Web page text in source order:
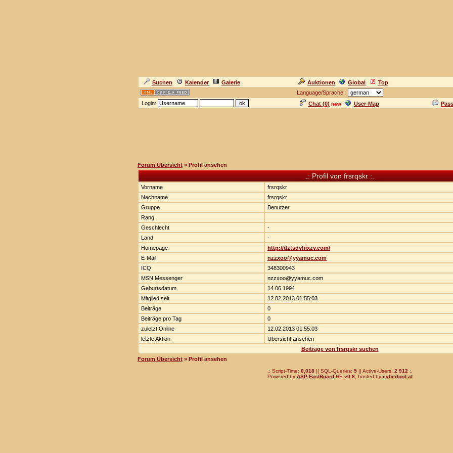
Suchen Kalender Galerie Auktionen Global Top
Language/Sprache:
Login:
Chat (0) new User-Map
Forum Übersicht » Profil ansehen
.: Profil von frsrqskr :.
Vorname
frsrqskr
Nachname
frsrqskr
Gruppe
Benutzer
Rang
Geschlecht
-
Land
-
Homepage
http://dztsdvfiixzv.com/
E-Mail
nzzxoo@yyamuc.com
ICQ
348300943
MSN Messenger
nzzxoo@yyamuc.com
Geburtsdatum
14.06.1994
Mitglied seit
12.02.2013 01:55:03
Beiträge
0
Beiträge pro Tag
0
zuletzt Online
12.02.2013 01:55:03
letzte Aktion
Übersicht ansehen
Beiträge von frsrqskr suchen
Forum Übersicht » Profil ansehen
.: Script-Time: 0,018|| SQL-Queries: 5|| Active-Users: 2 912 :.
Powered by ASP-FastBoardHE v0.8, hosted by cyberlord.at